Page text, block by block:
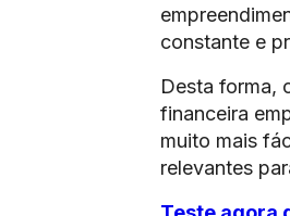
constante e
Desta forma,
financeira
muito mais
relevantes